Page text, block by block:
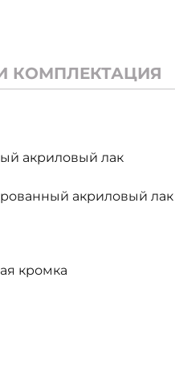
КОМПЛЕКТАЦИЯ
акриловый лак
акриловый лак
кромка